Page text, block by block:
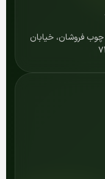
فروشان، خیابان